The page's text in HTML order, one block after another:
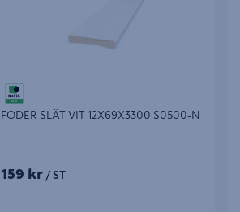
FODER SLÄT VIT 12X69X3300 S0500-N
159 kr / ST